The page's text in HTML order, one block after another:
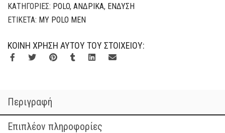
ΚΑΤΗΓΟΡΊΕΣ: POLO, ΑΝΔΡΙΚΆ, ΈΝΔΥΣΗ
ΕΤΙΚΈΤΑ: MY POLO MEN
ΚΟΙΝΉ ΧΡΉΣΗ ΑΥΤΟΎ ΤΟΥ ΣΤΟΙΧΕΊΟΥ:
Περιγραφή
Επιπλέον πληροφορίες